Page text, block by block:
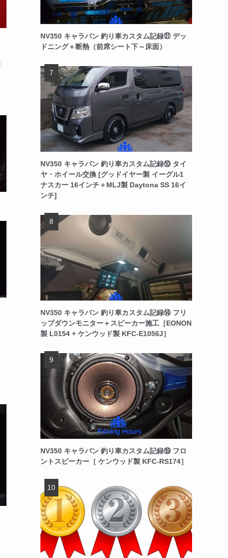
NV350 キャラバン 釣り車カスタム記録㉛ デッ
ドニング＋断熱（前席シート下～床面）
NV350 キャラバン 釣り車カスタム記録⑩ タイ
ヤ・ホイール交換 [グッドイヤー製 イーグル1
ナスカー 16インチ＋MLJ製 Daytona SS 16イ
ンチ]
NV350 キャラバン 釣り車カスタム記録⑭ フリ
ップダウンモニター＋スピーカー施工［EONON
製 L0154 + ケンウッド製 KFC-E1056J］
NV350 キャラバン 釣り車カスタム記録⑲ フロ
ントスピーカー［ ケンウッド製 KFC-RS174］